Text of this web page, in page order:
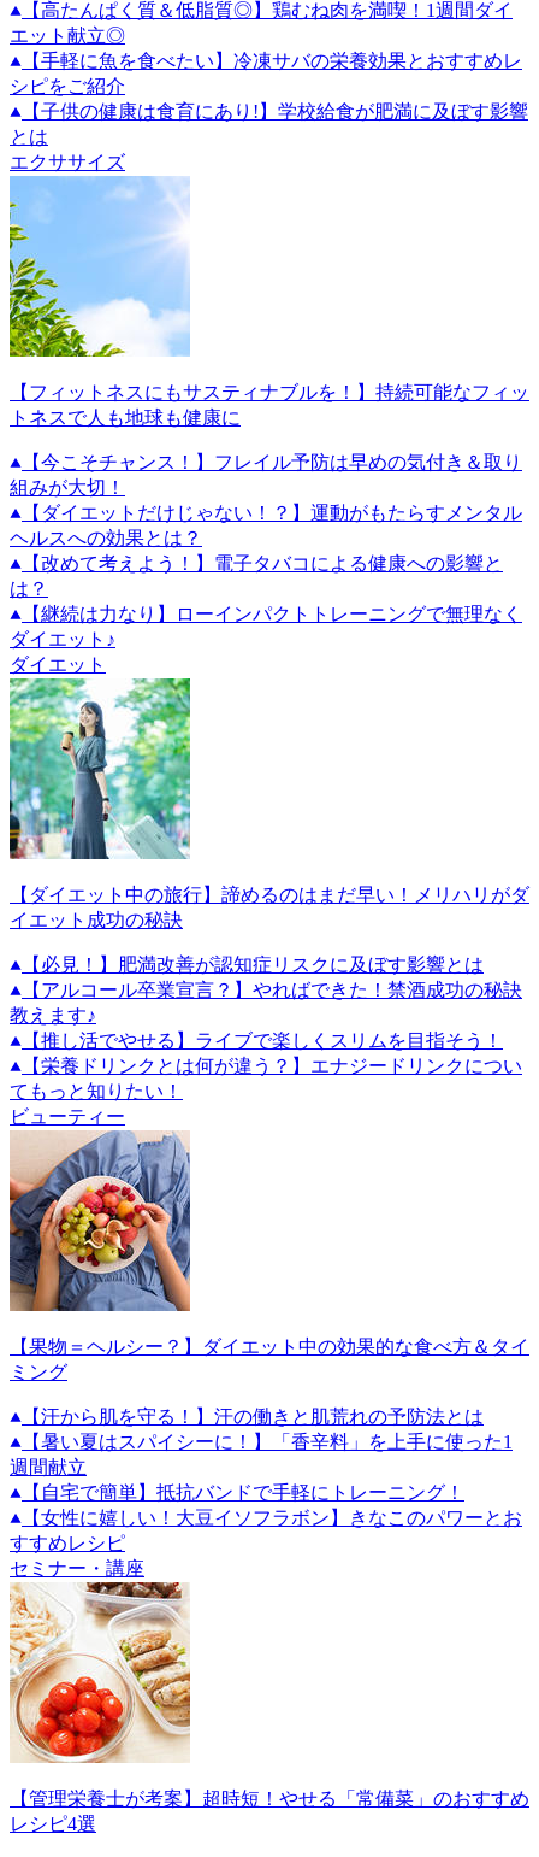
【高たんぱく質＆低脂質◎】鶏むね肉を満喫！1週間ダイ
エット献立◎
【手軽に魚を食べたい】冷凍サバの栄養効果とおすすめレ
シピをご紹介
【子供の健康は食育にあり!】学校給食が肥満に及ぼす影響
とは
エクササイズ
【フィットネスにもサスティナブルを！】持続可能なフィッ
トネスで人も地球も健康に
【今こそチャンス！】フレイル予防は早めの気付き＆取り
組みが大切！
【ダイエットだけじゃない！？】運動がもたらすメンタル
ヘルスへの効果とは？
【改めて考えよう！】電子タバコによる健康への影響と
は？
【継続は力なり】ローインパクトトレーニングで無理なく
ダイエット♪
ダイエット
【ダイエット中の旅行】諦めるのはまだ早い！メリハリがダ
イエット成功の秘訣
【必見！】肥満改善が認知症リスクに及ぼす影響とは
【アルコール卒業宣言？】やればできた！禁酒成功の秘訣
教えます♪
【推し活でやせる】ライブで楽しくスリムを目指そう！
【栄養ドリンクとは何が違う？】エナジードリンクについ
てもっと知りたい！
ビューティー
【果物＝ヘルシー？】ダイエット中の効果的な食べ方＆タイ
ミング
【汗から肌を守る！】汗の働きと肌荒れの予防法とは
【暑い夏はスパイシーに！】「香辛料」を上手に使った1
週間献立
【自宅で簡単】抵抗バンドで手軽にトレーニング！
【女性に嬉しい！大豆イソフラボン】きなこのパワーとお
すすめレシピ
セミナー・講座
【管理栄養士が考案】超時短！やせる「常備菜」のおすすめ
レシピ4選